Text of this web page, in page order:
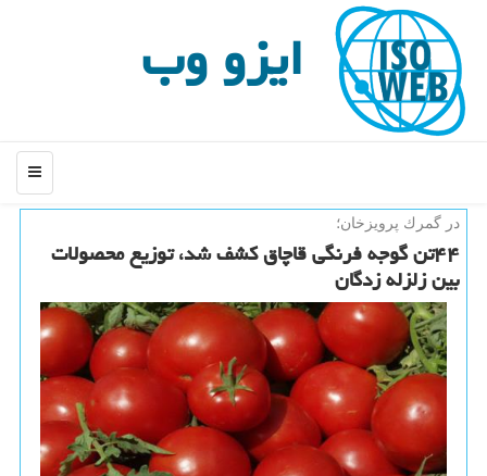
ایزو وب
منو
در گمرك پرویزخان؛
۴۴تن گوجه فرنگی قاچاق كشف شد، توزیع محصولات
بین زلزله زدگان